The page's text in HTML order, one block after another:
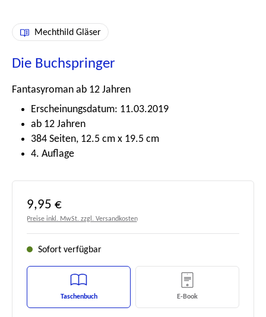
Mechthild Gläser
Die Buchspringer
Fantasyroman ab 12 Jahren
Erscheinungsdatum: 11.03.2019
ab 12 Jahren
384 Seiten, 12.5 cm x 19.5 cm
4. Auflage
Regulärer Preis:
9,95 €
Preise inkl. MwSt. zzgl. Versandkosten
Sofort verfügbar
Taschenbuch E-Book